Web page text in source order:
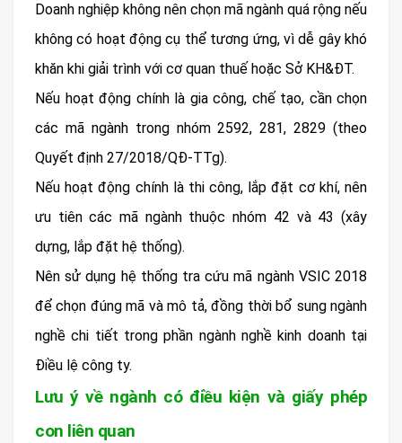
Doanh nghiệp không nên chọn mã ngành quá rộng nếu
không có hoạt động cụ thể tương ứng, vì dễ gây khó
khăn khi giải trình với cơ quan thuế hoặc Sở KH&ĐT.
Nếu hoạt động chính là gia công, chế tạo, cần chọn
các mã ngành trong nhóm 2592, 281, 2829 (theo
Quyết định 27/2018/QĐ-TTg).
Nếu hoạt động chính là thi công, lắp đặt cơ khí, nên
ưu tiên các mã ngành thuộc nhóm 42 và 43 (xây
dựng, lắp đặt hệ thống).
Nên sử dụng hệ thống tra cứu mã ngành VSIC 2018
để chọn đúng mã và mô tả, đồng thời bổ sung ngành
nghề chi tiết trong phần ngành nghề kinh doanh tại
Điều lệ công ty.
Lưu ý về ngành có điều kiện và giấy phép
con liên quan